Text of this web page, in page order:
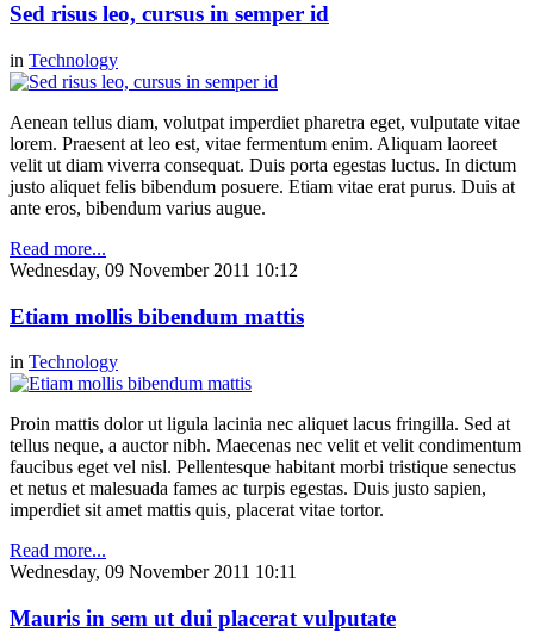
Sed risus leo, cursus in semper id
in Technology
Aenean tellus diam, volutpat imperdiet pharetra eget, vulputate vitae
lorem. Praesent at leo est, vitae fermentum enim. Aliquam laoreet
velit ut diam viverra consequat. Duis porta egestas luctus. In dictum
justo aliquet felis bibendum posuere. Etiam vitae erat purus. Duis at
ante eros, bibendum varius augue.
Read more...
Wednesday, 09 November 2011 10:12
Etiam mollis bibendum mattis
in Technology
Proin mattis dolor ut ligula lacinia nec aliquet lacus fringilla. Sed at
tellus neque, a auctor nibh. Maecenas nec velit et velit condimentum
faucibus eget vel nisl. Pellentesque habitant morbi tristique senectus
et netus et malesuada fames ac turpis egestas. Duis justo sapien,
imperdiet sit amet mattis quis, placerat vitae tortor.
Read more...
Wednesday, 09 November 2011 10:11
Mauris in sem ut dui placerat vulputate